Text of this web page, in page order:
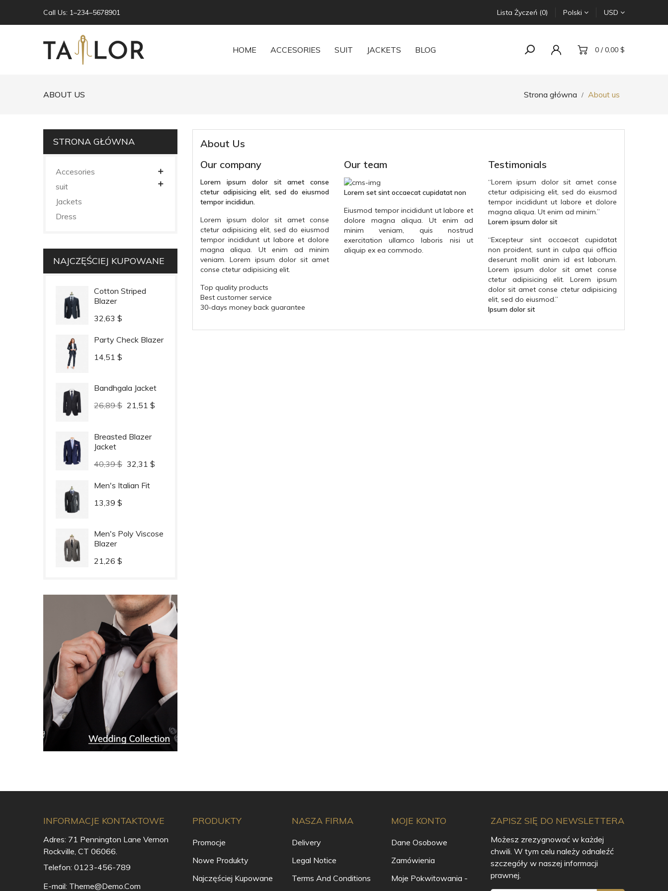
Call Us: 1–234–5678901 Lista Życzeń (0) Polski USD
HOME ACCESORIES SUIT JACKETS BLOG 0 / 0,00 $
ABOUT US Strona główna About us
STRONA GŁÓWNA
Accesories 
suit 
Jackets
Dress
NAJCZĘŚCIEJ KUPOWANE
Cotton Striped
Blazer
Cena
32,63 $
Party Check Blazer
Cena
14,51 $
Bandhgala Jacket
Cena
26,89 $ Cena
21,51 $
Breasted Blazer
Jacket
Cena
40,39 $ Cena
32,31 $
Men's Italian Fit
Cena
13,39 $
Men's Poly Viscose
Blazer
Cena
21,26 $
About Us
Our company
Lorem ipsum dolor sit amet conse
ctetur adipisicing elit, sed do eiusmod
tempor incididun.
Lorem ipsum dolor sit amet conse
ctetur adipisicing elit, sed do eiusmod
tempor incididunt ut labore et dolore
magna aliqua. Ut enim ad minim
veniam. Lorem ipsum dolor sit amet
conse ctetur adipisicing elit.
Top quality products
Best customer service
30-days money back guarantee
Our team
Lorem set sint occaecat cupidatat non
Eiusmod tempor incididunt ut labore et
dolore magna aliqua. Ut enim ad
minim veniam, quis nostrud
exercitation ullamco laboris nisi ut
aliquip ex ea commodo.
Testimonials
“Lorem ipsum dolor sit amet conse
ctetur adipisicing elit, sed do eiusmod
tempor incididunt ut labore et dolore
magna aliqua. Ut enim ad minim.”
Lorem ipsum dolor sit
“Excepteur sint occaecat cupidatat
non proident, sunt in culpa qui officia
deserunt mollit anim id est laborum.
Lorem ipsum dolor sit amet conse
ctetur adipisicing elit. Lorem ipsum
dolor sit amet conse ctetur adipisicing
elit, sed do eiusmod.”
Ipsum dolor sit
INFORMACJE KONTAKTOWE
Adres: 71 Pennington Lane Vernon
Rockville, CT 06066.
Telefon: 0123-456-789
E-mail: Theme@demo.com
PRODUKTY
Promocje
Nowe Produkty
Najczęściej Kupowane
NASZA FIRMA
Delivery
Legal Notice
Terms And Conditions
MOJE KONTO
Dane Osobowe
Zamówienia
Moje Pokwitowania -
ZAPISZ SIĘ DO NEWSLETTERA
Możesz zrezygnować w każdej
chwili. W tym celu należy odnaleźć
szczegóły w naszej informacji
prawnej.